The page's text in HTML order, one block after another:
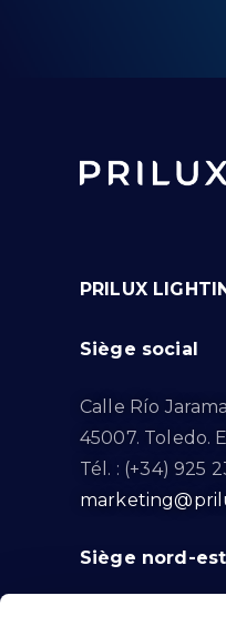
PRILUX
Siège social
Calle Río
45007. Toledo.
Tél. : (+34) 925
Siège nord-est